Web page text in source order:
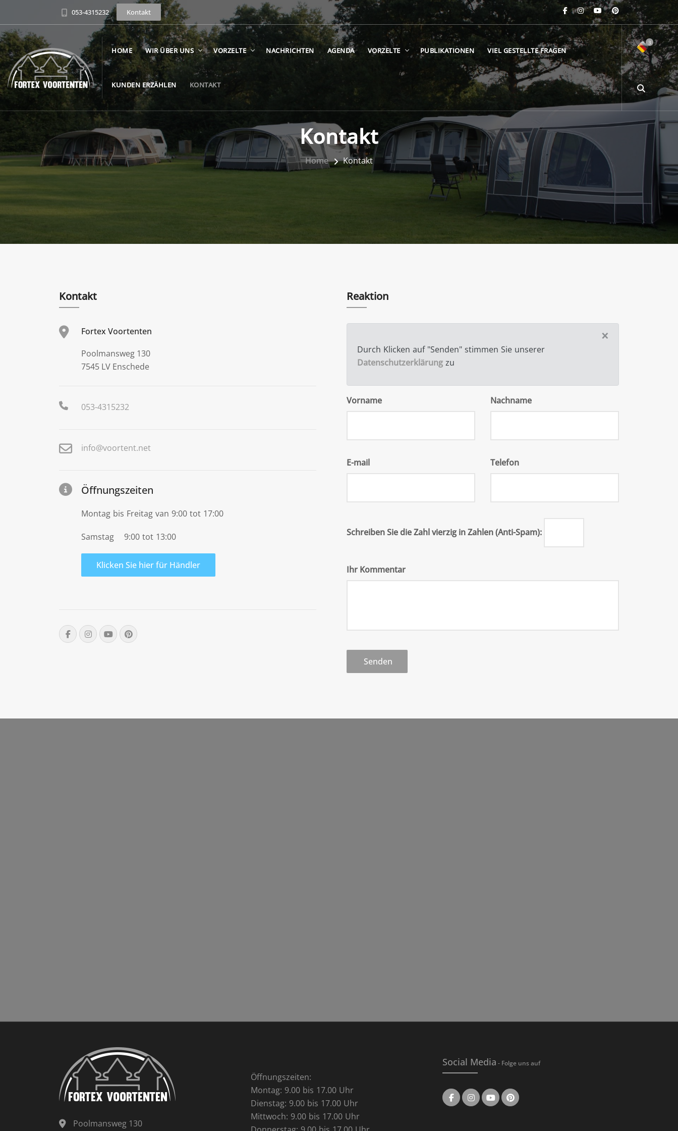
053-4315232 Kontakt
HOME WIR ÜBER UNS VORZELTE NACHRICHTEN AGENDA VORZELTE PUBLIKATIONEN VIEL GESTELLTE FRAGEN
KUNDEN ERZÄHLEN KONTAKT
3
Kontakt
Home Kontakt
Kontakt
Fortex Voortenten
Poolmansweg 130
7545 LV Enschede
053-4315232
info@voortent.net
Öffnungszeiten
Montag bis Freitag van 9:00 tot 17:00
Samstag 9:00 tot 13:00
Klicken Sie hier für Händler
Reaktion
×
Durch Klicken auf "Senden" stimmen Sie unserer
Datenschutzerklärung zu
Vorname Nachname
E-mail Telefon
Schreiben Sie die Zahl vierzig in Zahlen (Anti-Spam):
Ihr Kommentar
Senden
Poolmansweg 130
Öffnungszeiten:
Montag: 9.00 bis 17.00 Uhr
Dienstag: 9.00 bis 17.00 Uhr
Mittwoch: 9.00 bis 17.00 Uhr
Social Media - Folge uns auf